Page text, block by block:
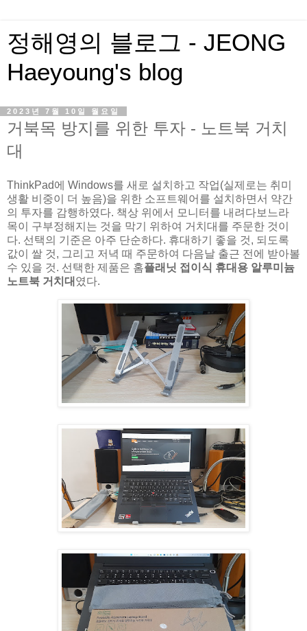
정해영의 블로그 - JEONG
Haeyoung's blog
2023년 7월 10일 월요일
거북목 방지를 위한 투자 - 노트북 거치
대
ThinkPad에 Windows를 새로 설치하고 작업(실제로는 취미
생활 비중이 더 높음)을 위한 소프트웨어를 설치하면서 약간
의 투자를 감행하였다. 책상 위에서 모니터를 내려다보느라
목이 구부정해지는 것을 막기 위하여 거치대를 주문한 것이
다. 선택의 기준은 아주 단순하다. 휴대하기 좋을 것, 되도록
값이 쌀 것, 그리고 저녁 때 주문하여 다음날 출근 전에 받아볼
수 있을 것. 선택한 제품은 홈플래닛 접이식 휴대용 알루미늄
노트북 거치대 였다.